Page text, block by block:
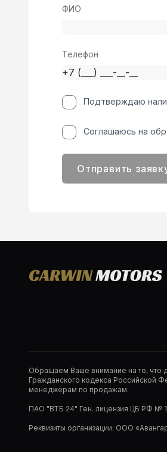
ФИО
Телефон
Подтверждаю
Соглашаюсь на
Отправить
Обращаем Ваше внимание на то, что
Гражданского кодекса Российской
менеджерам по продажам.
ПАО "ВТБ 24" Ген. лицензия ЦБ РФ №
Реквизиты организации: ООО